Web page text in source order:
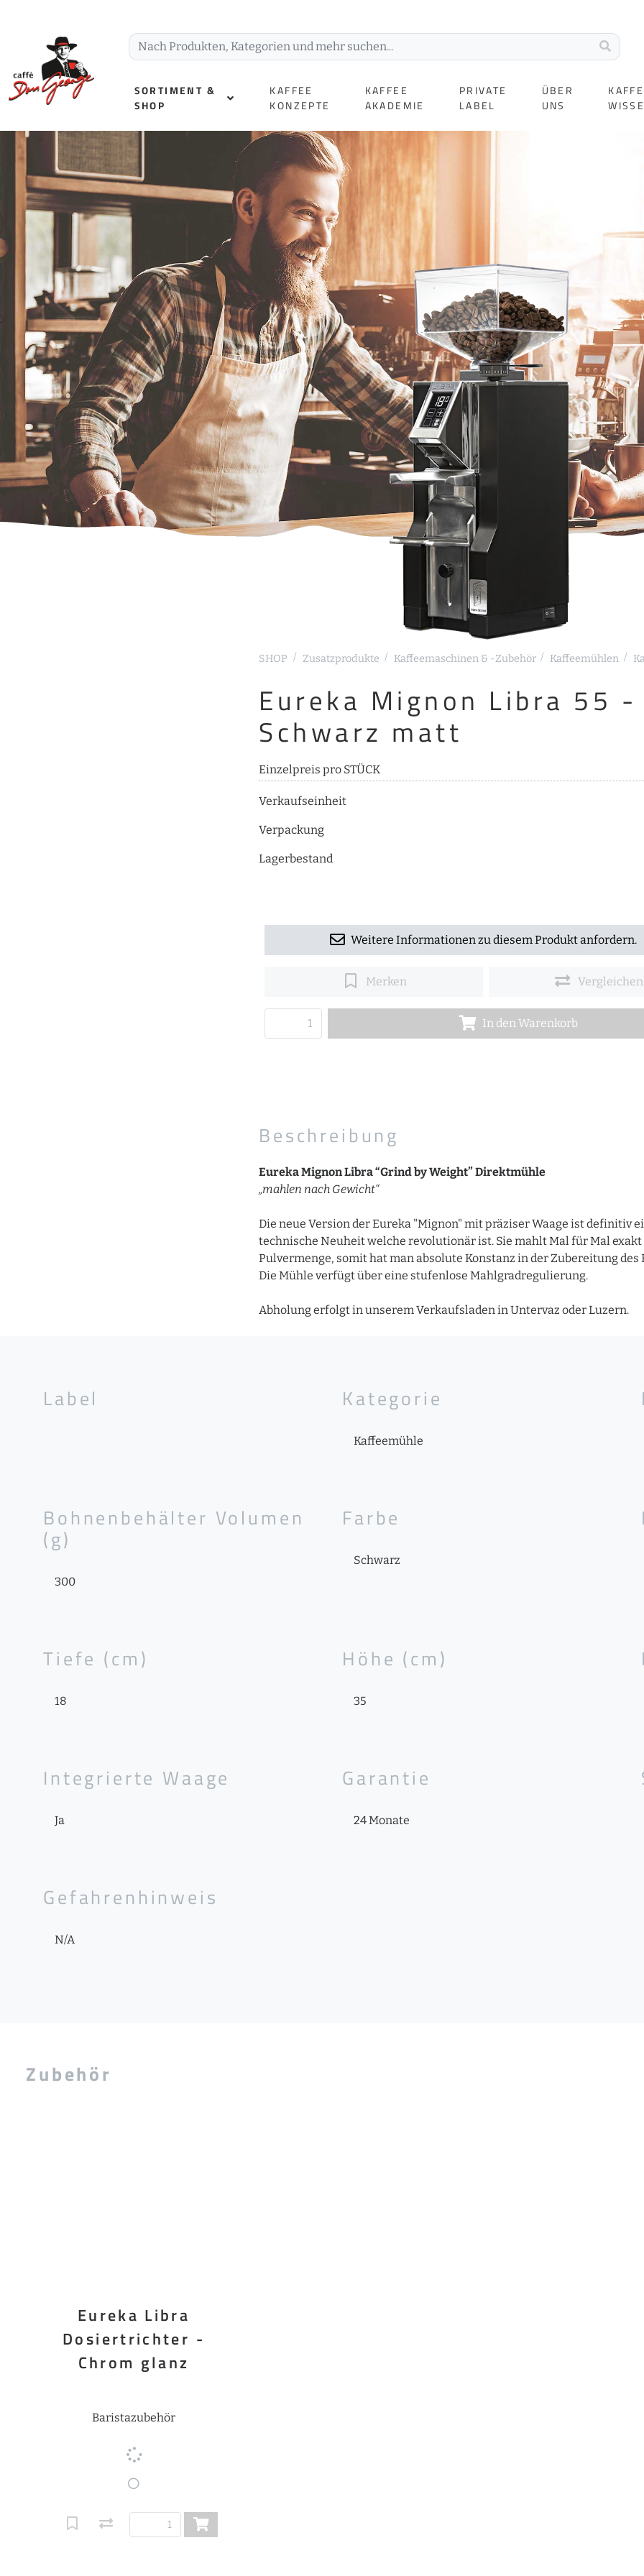
SHOP
KONZEPTE
AKADEMIE
LABEL
UNS
SHOP Zusatzprodukte Kaffeemaschinen & -Zubehör Kaffeemühlen
Eureka Mignon Libra 55 -
Schwarz matt
Einzelpreis pro STÜCK
Verkaufseinheit
Verpackung
Lagerbestand
Weitere Informationen zu diesem Produkt anfordern.
Merken Vergleichen
In den Warenkorb
Beschreibung
Eureka Mignon Libra “Grind by Weight” Direktmühle
„mahlen nach Gewicht“
Die neue Version der Eureka "Mignon" mit präziser Waage ist definitiv
technische Neuheit welche revolutionär ist. Sie mahlt Mal für Mal exakt
Pulvermenge, somit hat man absolute Konstanz in der Zubereitung des
Die Mühle verfügt über eine stufenlose Mahlgradregulierung.
Abholung erfolgt in unserem Verkaufsladen in Untervaz oder Luzern.
Label Kategorie
Kaffeemühle
Bohnenbehälter Volumen
(g)
300
Farbe
Schwarz
Tiefe (cm)
18
Höhe (cm)
35
Integrierte Waage
Ja
Garantie
24 Monate
Gefahrenhinweis
N/A
Zubehör
Eureka Libra
Dosiertrichter -
Chrom glanz
Baristazubehör